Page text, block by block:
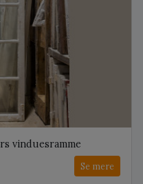
vinduesramme
Se mere